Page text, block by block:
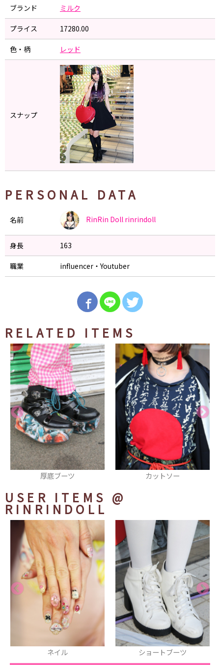
ブランド ミルク
プライス 17280.00
色・柄 レッド
スナップ
PERSONAL DATA
名前 RinRin Doll rinrindoll
身長 163
職業 influencer・Youtuber
RELATED ITEMS
カットソー ブルゾン
USER ITEMS @
RINRINDOLL
ショートブーツ イヤリング